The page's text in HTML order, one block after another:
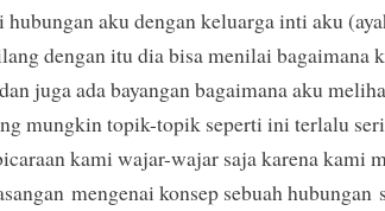
aku dengan keluarga inti aku
dengan itu dia bisa menilai bagaimana
juga ada bayangan bagaimana aku
mungkin topik-topik seperti ini terlalu
kami wajar-wajar saja karena kami
mengenai konsep sebuah hubungan